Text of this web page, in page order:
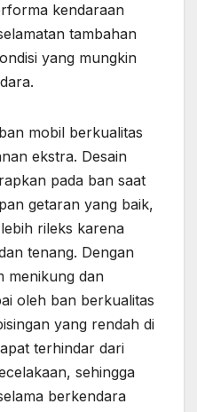
kendaraan
tambahan
yang mungkin
mobil berkualitas
ekstra. Desain
pada ban saat
getaran yang baik,
rileks karena
tenang. Dengan
menikung dan
oleh ban berkualitas
yang rendah di
terhindar dari
sehingga
berkendara